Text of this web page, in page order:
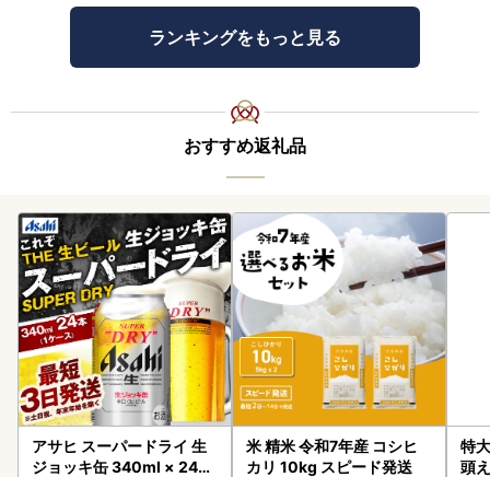
ランキングをもっと見る
おすすめ返礼品
アサヒ スーパードライ 生
ジョッキ缶 340ml × 24本
米 精米 令和7年産 コシヒ
カリ 10kg スピード発送
特
頭